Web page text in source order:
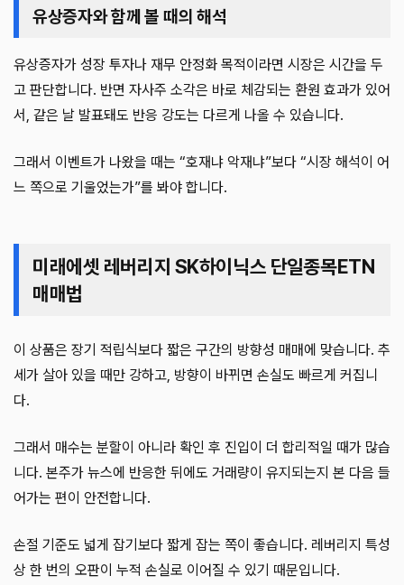
유상증자와 함께 볼 때의 해석
유상증자가 성장 투자나 재무 안정화 목적이라면 시장은 시간을 두
고 판단합니다. 반면 자사주 소각은 바로 체감되는 환원 효과가 있어
서, 같은 날 발표돼도 반응 강도는 다르게 나올 수 있습니다.
그래서 이벤트가 나왔을 때는 “호재냐 악재냐”보다 “시장 해석이 어
느 쪽으로 기울었는가”를 봐야 합니다.
미래에셋 레버리지 SK하이닉스 단일종목ETN
매매법
이 상품은 장기 적립식보다 짧은 구간의 방향성 매매에 맞습니다. 추
세가 살아 있을 때만 강하고, 방향이 바뀌면 손실도 빠르게 커집니
다.
그래서 매수는 분할이 아니라 확인 후 진입이 더 합리적일 때가 많습
니다. 본주가 뉴스에 반응한 뒤에도 거래량이 유지되는지 본 다음 들
어가는 편이 안전합니다.
손절 기준도 넓게 잡기보다 짧게 잡는 쪽이 좋습니다. 레버리지 특성
상 한 번의 오판이 누적 손실로 이어질 수 있기 때문입니다.